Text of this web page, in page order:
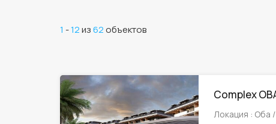
1 -12из62 объектов
Complex
Локация : Оба /